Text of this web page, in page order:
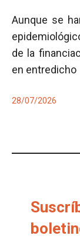
Aunque se
de la
en entredicho
28/07/2026